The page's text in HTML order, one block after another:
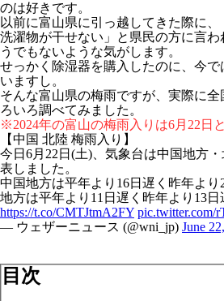
のは好きです。
以前に富山県に引っ越してきた際に
洗濯物が干せない」と県民の方に言
うでもないような気がします。
せっかく除湿器を購入したのに、今
いますし。
そんな富山県の梅雨ですが、実際に
ろいろ調べてみました。
※2024年の富山の梅雨入りは6月22日
【中国 北陸 梅雨入り】
今日6月22日(土)、気象台は中国地方
表しました。
中国地方は平年より16日遅く昨年よ
地方は平年より11日遅く昨年より13日
https://t.co/CMTJtmA2FY pic.twitter.com/
— ウェザーニュース (@wni_jp) June
目次